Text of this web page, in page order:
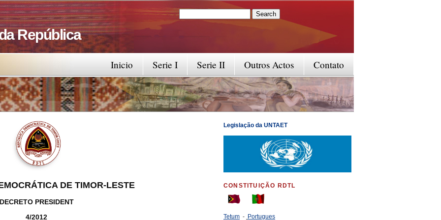
República
Search form
Contato
Outros Actos
Serie II
Serie I
Inicio
DE TIMOR-LESTE
DECRETO PRESIDENT
4/2012
Legislação da UNTAET
CONSTITUIÇÃO RDTL
Tetum - Portugues